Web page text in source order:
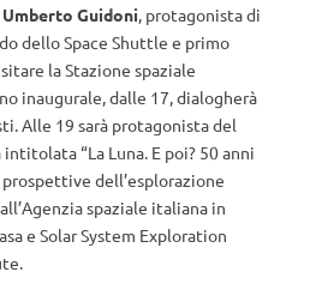
Umberto Guidoni, protagonista di
dello Space Shuttle e primo
la Stazione spaziale
inaugurale, dalle 17, dialogherà
Alle 19 sarà protagonista del
“La Luna. E poi? 50 anni
dell’esplorazione
spaziale italiana in
e Solar System Exploration